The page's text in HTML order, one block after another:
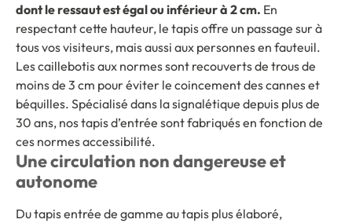
dont le ressaut est égal ou inférieur à 2 cm. En
respectant cette hauteur, le tapis offre un passage sur à
tous vos visiteurs, mais aussi aux personnes en fauteuil.
Les caillebotis aux normes sont recouverts de trous de
moins de 3 cm pour éviter le coincement des cannes et
béquilles. Spécialisé dans la signalétique depuis plus de
30 ans, nos tapis d’entrée sont fabriqués en fonction de
ces normes accessibilité.
Une circulation non dangereuse et
autonome
Du tapis entrée de gamme au tapis plus élaboré,